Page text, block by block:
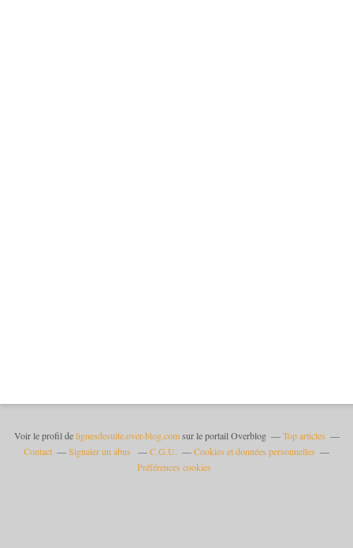
Voir le profil delignesdesuite.over-blog.comsur le portail Overblog
Top articles
Contact
Signaler un abus C.G.U.
Cookies et données personnelles
Préférences cookies